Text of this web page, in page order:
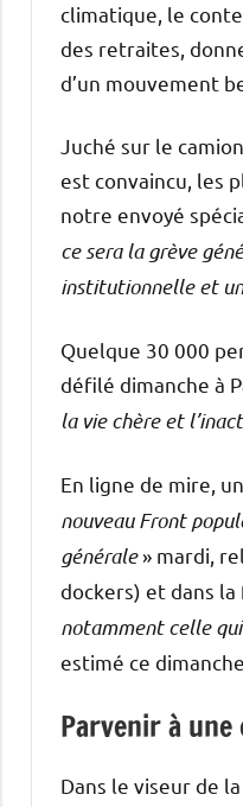
climatique, le
des retraites,
d’un mouvement
Juché sur le
est convaincu, les
notre envoyé
ce sera la grève
institutionnelle et
Quelque 30 000
défilé dimanche à
la vie chère et
En ligne de mire,
nouveau Front
générale» mardi,
dockers) et dans
notamment celle
estimé ce
Parvenir à
Dans le viseur de